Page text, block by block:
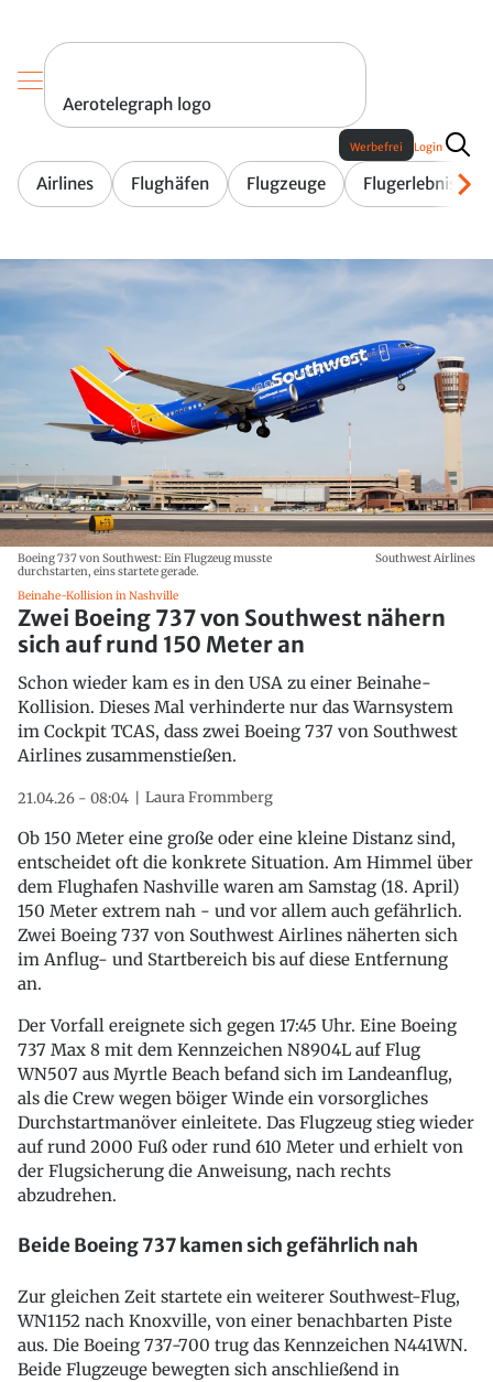
Aerotelegraph logo
Airlines Flughäfen Flugzeuge Flugerlebnis
Werbefrei Login
Boeing 737 von Southwest: Ein Flugzeug musste
durchstarten, eins startete gerade.
Southwest Airlines
Beinahe-Kollision in Nashville
Zwei Boeing 737 von Southwest nähern
sich auf rund 150 Meter an
Schon wieder kam es in den USA zu einer Beinahe-
Kollision. Dieses Mal verhinderte nur das Warnsystem
im Cockpit TCAS, dass zwei Boeing 737 von Southwest
Airlines zusammenstießen.
21.04.26 - 08:04 Laura Frommberg
Ob 150 Meter eine große oder eine kleine Distanz sind,
entscheidet oft die konkrete Situation. Am Himmel über
dem Flughafen Nashville waren am Samstag (18. April)
150 Meter extrem nah - und vor allem auch gefährlich.
Zwei Boeing 737 von Southwest Airlines näherten sich
im Anflug- und Startbereich bis auf diese Entfernung
an.
Der Vorfall ereignete sich gegen 17:45 Uhr. Eine Boeing
737 Max 8 mit dem Kennzeichen N8904L auf Flug
WN507 aus Myrtle Beach befand sich im Landeanflug,
als die Crew wegen böiger Winde ein vorsorgliches
Durchstartmanöver einleitete. Das Flugzeug stieg wieder
auf rund 2000 Fuß oder rund 610 Meter und erhielt von
der Flugsicherung die Anweisung, nach rechts
abzudrehen.
Beide Boeing 737 kamen sich gefährlich nah
Zur gleichen Zeit startete ein weiterer Southwest-Flug,
WN1152 nach Knoxville, von einer benachbarten Piste
aus. Die Boeing 737-700 trug das Kennzeichen N441WN.
Beide Flugzeuge bewegten sich anschließend in